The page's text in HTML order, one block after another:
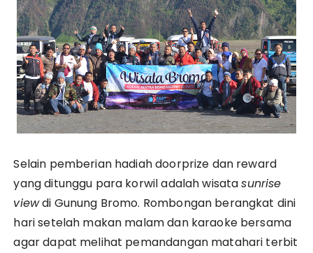
Selain pemberian hadiah doorprize dan reward
yang ditunggu para korwil adalah wisatasunrise
viewdi Gunung Bromo. Rombongan berangkat dini
hari setelah makan malam dan karaoke bersama
agar dapat melihat pemandangan matahari terbit